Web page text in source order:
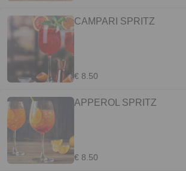
CAMPARI SPRITZ
€ 8.50
APPEROL SPRITZ
€ 8.50